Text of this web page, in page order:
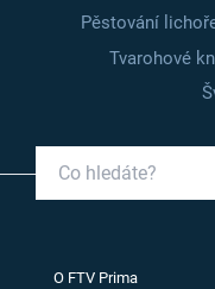
Pěstování
Tvarohové
O FTV Prima